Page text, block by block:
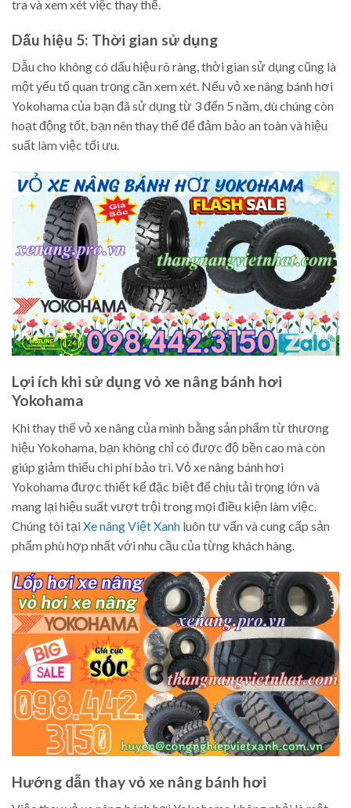
tra và xem xét việc thay thế.
Dấu hiệu 5: Thời gian sử dụng
Dẫu cho không có dấu hiệu rõ ràng, thời gian sử dụng cũng là
một yếu tố quan trọng cần xem xét. Nếu vỏ xe nâng bánh hơi
Yokohama của bạn đã sử dụng từ 3 đến 5 năm, dù chúng còn
hoạt động tốt, bạn nên thay thế để đảm bảo an toàn và hiệu
suất làm việc tối ưu.
Lợi ích khi sử dụng vỏ xe nâng bánh hơi
Yokohama
Khi thay thế vỏ xe nâng của mình bằng sản phẩm từ thương
hiệu Yokohama, bạn không chỉ có được độ bền cao mà còn
giúp giảm thiểu chi phí bảo trì. Vỏ xe nâng bánh hơi
Yokohama được thiết kế đặc biệt để chịu tải trọng lớn và
mang lại hiệu suất vượt trội trong mọi điều kiện làm việc.
Chúng tôi tạiXe nâng Việt Xanh luôn tư vấn và cung cấp sản
phẩm phù hợp nhất với nhu cầu của từng khách hàng.
Hướng dẫn thay vỏ xe nâng bánh hơi